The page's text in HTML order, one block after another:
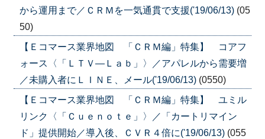
から運用まで／ＣＲＭを一気通貫で支援('19/06/13) (05
50)
【Ｅコマース業界地図 「ＣＲＭ編」特集】 コアフ
ォース〈「ＬＴＶ―Ｌａｂ」〉／アパレルから需要増
／未購入者にＬＩＮＥ、メール('19/06/13) (0550)
【Ｅコマース業界地図 「ＣＲＭ編」特集】 ユミル
リンク〈「Ｃｕｅｎｏｔｅ」〉／「カートリマイン
ド」提供開始／導入後、ＣＶＲ４倍に('19/06/13) (055